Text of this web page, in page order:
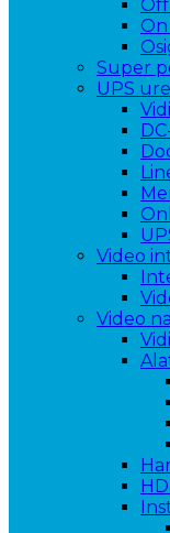
Super
UPS
Video
Video